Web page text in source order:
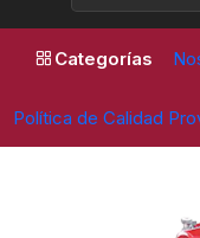
Categorías
Política de Calidad